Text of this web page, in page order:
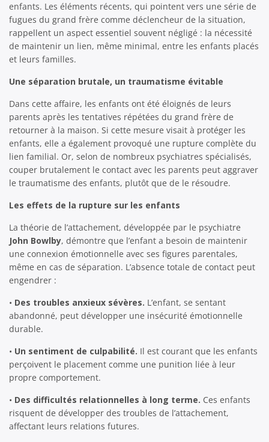
enfants. Les éléments récents, qui pointent vers une série de
fugues du grand frère comme déclencheur de la situation,
rappellent un aspect essentiel souvent négligé : la nécessité
de maintenir un lien, même minimal, entre les enfants placés
et leurs familles.
Une séparation brutale, un traumatisme évitable
Dans cette affaire, les enfants ont été éloignés de leurs
parents après les tentatives répétées du grand frère de
retourner à la maison. Si cette mesure visait à protéger les
enfants, elle a également provoqué une rupture complète du
lien familial. Or, selon de nombreux psychiatres spécialisés,
couper brutalement le contact avec les parents peut aggraver
le traumatisme des enfants, plutôt que de le résoudre.
Les effets de la rupture sur les enfants
La théorie de l’attachement, développée par le psychiatre
John Bowlby, démontre que l’enfant a besoin de maintenir
une connexion émotionnelle avec ses figures parentales,
même en cas de séparation. L’absence totale de contact peut
engendrer :
• Des troubles anxieux sévères. L’enfant, se sentant
abandonné, peut développer une insécurité émotionnelle
durable.
• Un sentiment de culpabilité. Il est courant que les enfants
perçoivent le placement comme une punition liée à leur
propre comportement.
• Des difficultés relationnelles à long terme. Ces enfants
risquent de développer des troubles de l’attachement,
affectant leurs relations futures.